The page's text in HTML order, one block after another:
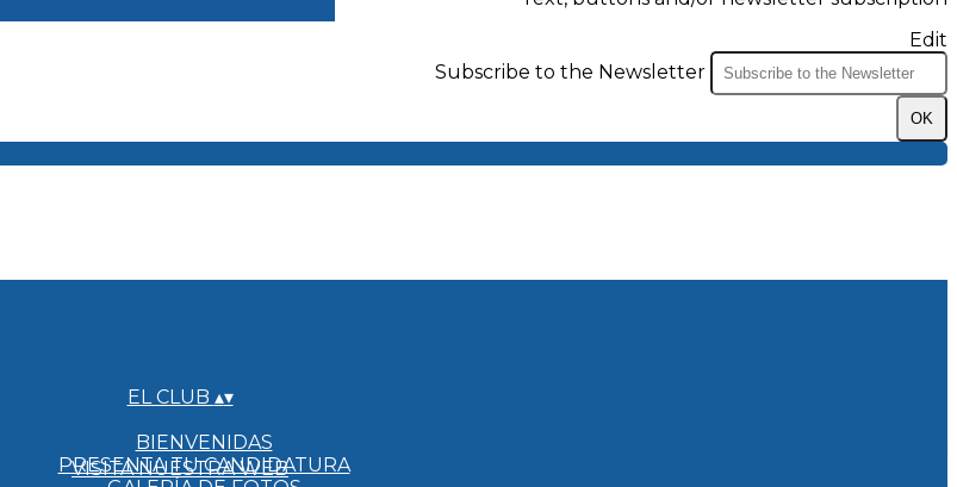
Edit
Subscribe to the Newsletter
OK
EL CLUB ▴▾
BIENVENIDAS
PRESENTA TU CANDIDATURA
VISITA NUESTRA WEB